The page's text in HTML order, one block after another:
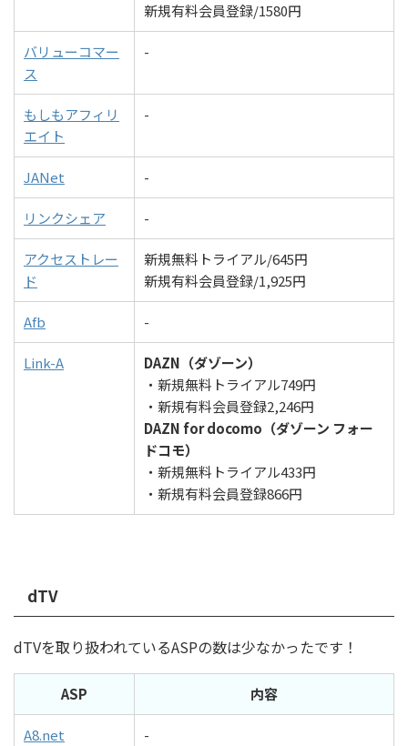
新規有料会員登録/1580円
バリューコマー
ス
-
もしもアフィリ
エイト
-
JANet -
リンクシェア -
アクセストレー
ド
新規無料トライアル/645円
新規有料会員登録/1,925円
Afb -
Link-A
DAZN（ダゾーン）
・新規無料トライアル749円
・新規有料会員登録2,246円
DAZN for docomo（ダゾーン フォー
ドコモ）
・新規無料トライアル433円
・新規有料会員登録866円
dTV
dTVを取り扱われているASPの数は少なかったです！
ASP 内容
A8.net -